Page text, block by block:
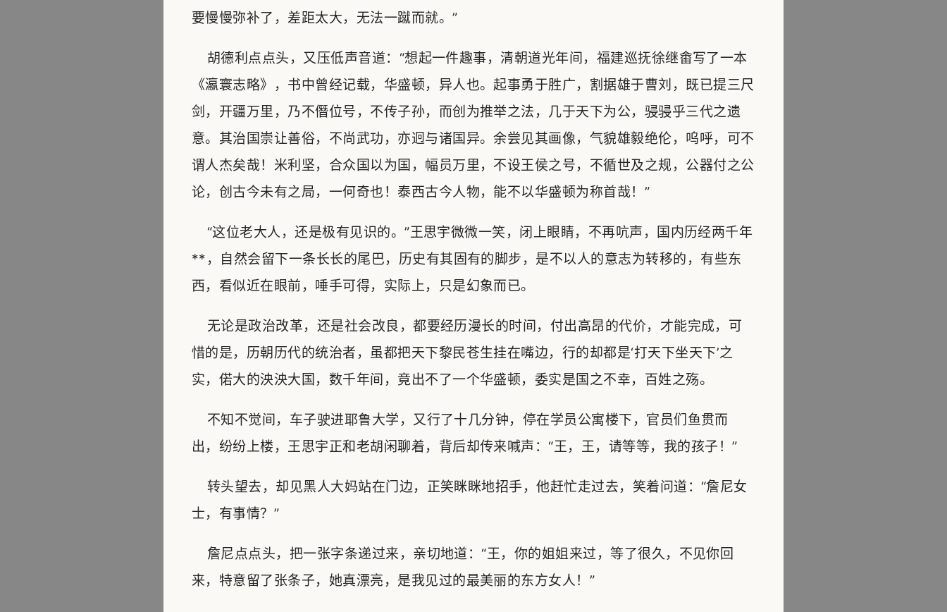
要慢慢弥补了，差距太大，无法一蹴而就。”
胡德利点点头，又压低声音道：“想起一件趣事，清朝道光年间，福建巡抚徐继畬写了一本
《瀛寰志略》，书中曾经记载，华盛顿，异人也。起事勇于胜广，割据雄于曹刘，既已提三尺
剑，开疆万里，乃不僭位号，不传子孙，而创为推举之法，几于天下为公，骎骎乎三代之遗
意。其治国崇让善俗，不尚武功，亦迥与诸国异。余尝见其画像，气貌雄毅绝伦，呜呼，可不
谓人杰矣哉！米利坚，合众国以为国，幅员万里，不设王侯之号，不循世及之规，公器付之公
论，创古今未有之局，一何奇也！泰西古今人物，能不以华盛顿为称首哉！”
“这位老大人，还是极有见识的。”王思宇微微一笑，闭上眼睛，不再吭声，国内历经两千年
**，自然会留下一条长长的尾巴，历史有其固有的脚步，是不以人的意志为转移的，有些东
西，看似近在眼前，唾手可得，实际上，只是幻象而已。
无论是政治改革，还是社会改良，都要经历漫长的时间，付出高昂的代价，才能完成，可
惜的是，历朝历代的统治者，虽都把天下黎民苍生挂在嘴边，行的却都是‘打天下坐天下’之
实，偌大的泱泱大国，数千年间，竟出不了一个华盛顿，委实是国之不幸，百姓之殇。
不知不觉间，车子驶进耶鲁大学，又行了十几分钟，停在学员公寓楼下，官员们鱼贯而
出，纷纷上楼，王思宇正和老胡闲聊着，背后却传来喊声：“王，王，请等等，我的孩子！”
转头望去，却见黑人大妈站在门边，正笑眯眯地招手，他赶忙走过去，笑着问道：“詹尼女
士，有事情？”
詹尼点点头，把一张字条递过来，亲切地道：“王，你的姐姐来过，等了很久，不见你回
来，特意留了张条子，她真漂亮，是我见过的最美丽的东方女人！”